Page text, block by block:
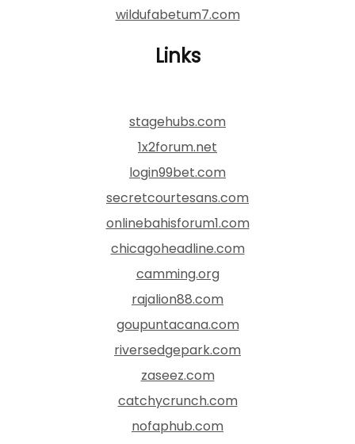
wildufabetum7.com
Links
stagehubs.com
1x2forum.net
login99bet.com
secretcourtesans.com
onlinebahisforum1.com
chicagoheadline.com
camming.org
rajalion88.com
goupuntacana.com
riversedgepark.com
zaseez.com
catchycrunch.com
nofaphub.com